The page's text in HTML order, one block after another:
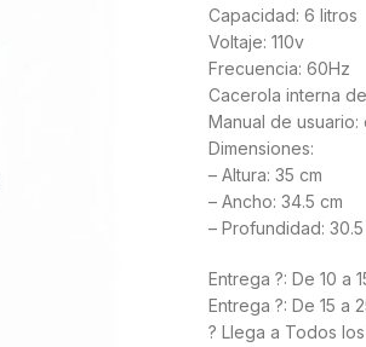
Capacidad: 6 litros
Voltaje: 110v
Frecuencia: 60Hz
Cacerola interna
Manual de
Dimensiones:
– Altura: 35 cm
– Ancho: 34.5 cm
– Profundidad: 30.5
Entrega ?: De 10 a
Entrega ?: De 15 a
? Llega a Todos